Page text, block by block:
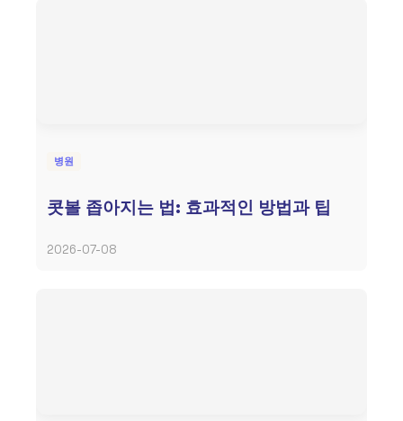
병원
콧볼 좁아지는 법: 효과적인 방법과 팁
2026-07-08